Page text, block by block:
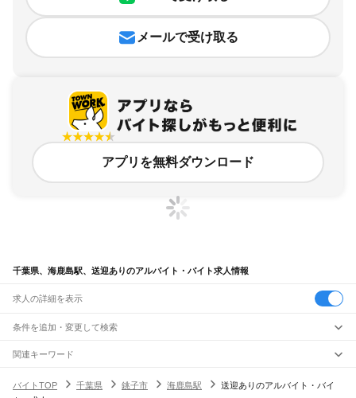
メールで受け取る
アプリを無料ダウンロード
千葉県、海鹿島駅、送迎ありのアルバイト・バイト求人情報
求人の詳細を表示
条件を追加・変更して検索
市区町村を追加・変更
千葉県すべて
駅を追加・変更
関連キーワード
バイトTOP
千葉県 銚子市 海鹿島駅
送迎ありのアルバイト・バイ